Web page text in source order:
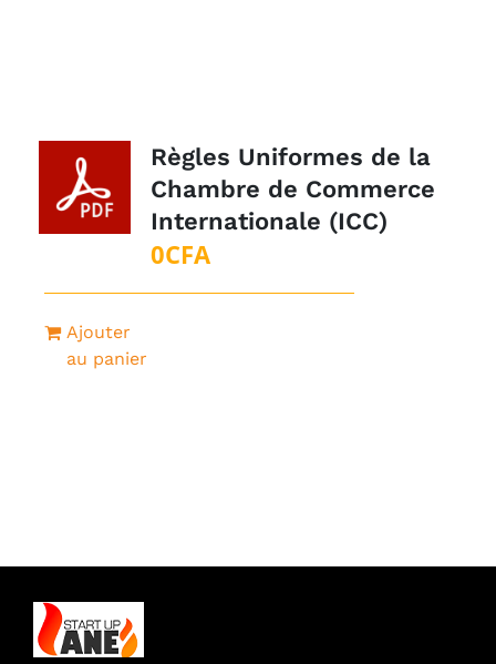
Règles Uniformes de la
Chambre de Commerce
Internationale (ICC)
0CFA
Ajouter
au panier